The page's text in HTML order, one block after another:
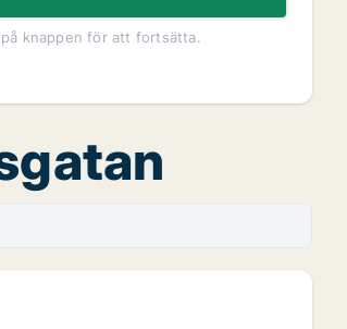
knappen för att fortsätta.